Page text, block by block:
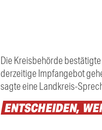
Die Kreisbehörde
derzeitige Impfangebot
sagte eine Landkreis-
ENTSCHEIDEN,